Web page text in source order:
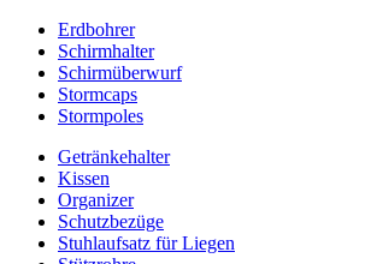
Erdbohrer
Schirmhalter
Schirmüberwurf
Stormcaps
Stormpoles
Getränkehalter
Kissen
Organizer
Schutzbezüge
Stuhlaufsatz für Liegen